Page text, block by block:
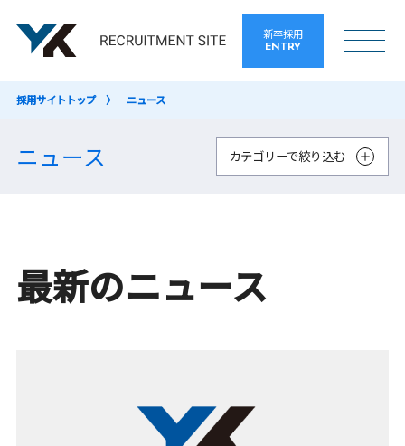
新卒採用
ENTRY
採用サイトトップ ニュース
ニュース カテゴリーで絞り込む
最新のニュース